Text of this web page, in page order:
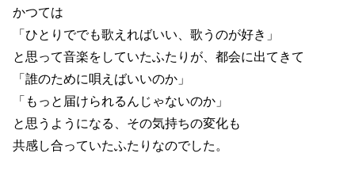
かつては
「ひとりででも歌えればいい、歌うのが好き」
と思って音楽をしていたふたりが、都会に出てきて
「誰のために唄えばいいのか」
「もっと届けられるんじゃないのか」
と思うようになる、その気持ちの変化も
共感し合っていたふたりなのでした。